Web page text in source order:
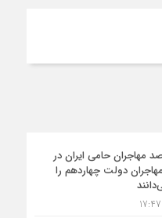
۸۶ درصد مهاجران حامی ایران در
مهاجران دولت چهاردهم را